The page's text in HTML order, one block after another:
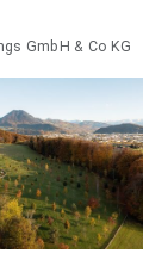
GmbH & Co KG